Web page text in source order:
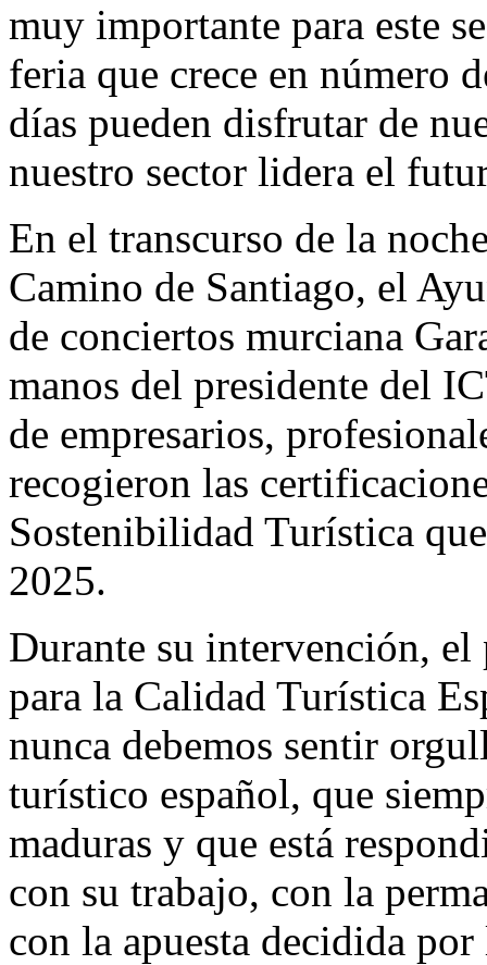
muy importante para este
feria que crece en número
días pueden disfrutar de
nuestro sector lidera el
En el transcurso de la
Camino de Santiago, el
de conciertos murciana
manos del presidente del
de empresarios,
recogieron las
Sostenibilidad Turística
2025.
Durante su intervención,
para la Calidad Turística
nunca debemos sentir
turístico español, que
maduras y que está
con su trabajo, con la
con la apuesta decidida